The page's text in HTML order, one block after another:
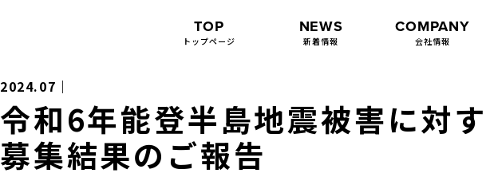
TOP
トップページ
NEWS
新着情報
COMPANY
会社情報
2024.07｜
令和6年能登半島地震被害に対
募集結果のご報告